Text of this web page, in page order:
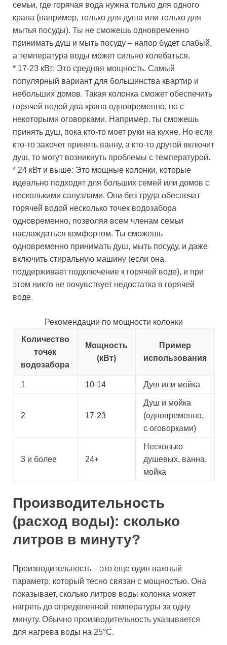
семьи, где горячая вода нужна только для одного
крана (например, только для душа или только для
мытья посуды). Ты не сможешь одновременно
принимать душ и мыть посуду – напор будет слабый,
а температура воды может сильно колебаться.
* 17-23 кВт: Это средняя мощность. Самый
популярный вариант для большинства квартир и
небольших домов. Такая колонка сможет обеспечить
горячей водой два крана одновременно, но с
некоторыми оговорками. Например, ты сможешь
принять душ, пока кто-то моет руки на кухне. Но если
кто-то захочет принять ванну, а кто-то другой включит
душ, то могут возникнуть проблемы с температурой.
* 24 кВт и выше: Это мощные колонки, которые
идеально подходят для больших семей или домов с
несколькими санузлами. Они без труда обеспечат
горячей водой несколько точек водозабора
одновременно, позволяя всем членам семьи
наслаждаться комфортом. Ты сможешь
одновременно принимать душ, мыть посуду, и даже
включить стиральную машину (если она
поддерживает подключение к горячей воде), и при
этом никто не почувствует недостатка в горячей
воде.
Рекомендации по мощности колонки
Количество
точек
водозабора
Мощность
(кВт)
Пример
использования
1 10-14 Душ или мойка
2 17-23
Душ и мойка
(одновременно,
с оговорками)
3 и более 24+
Несколько
душевых, ванна,
мойка
Производительность
(расход воды): сколько
литров в минуту?
Производительность – это еще один важный
параметр, который тесно связан с мощностью. Она
показывает, сколько литров воды колонка может
нагреть до определенной температуры за одну
минуту. Обычно производительность указывается
для нагрева воды на 25°C.